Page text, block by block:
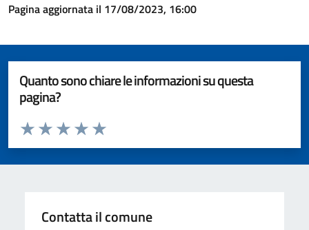
Pagina aggiornata il 17/08/2023, 16:00
Quanto sono chiare le informazioni su questa
pagina?
Valuta da 1 a 5 stelle la pagina
Valuta 5 stelle su 5
Valuta 4 stelle su 5
Valuta 3 stelle su 5
Valuta 2 stelle su 5
Valuta 1 stelle su 5
Contatta il comune